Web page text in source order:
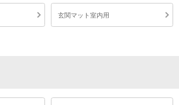
玄関マット室内用